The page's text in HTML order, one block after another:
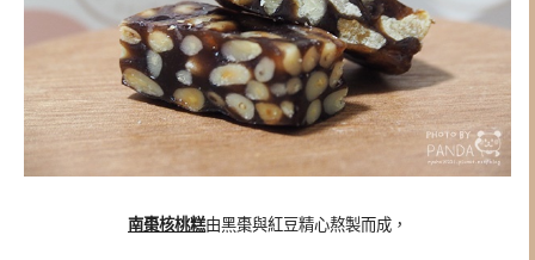
南棗核桃糕由黑棗與紅豆精心熬製而成，